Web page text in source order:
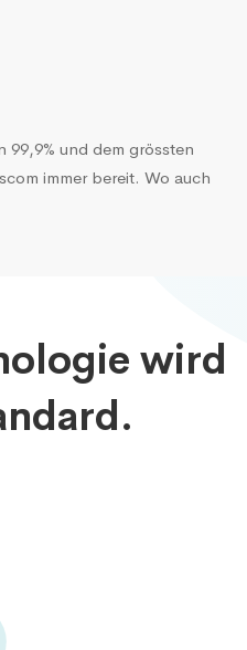
99,9% und dem grössten
immer bereit. Wo auch
wird